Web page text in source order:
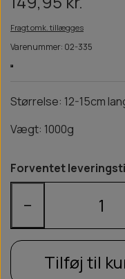
Fragt omk. tillægges
Varenummer: 02-335
Størrelse: 12-15cm
Vægt: 1000g
Forventet
−
Tilføj til